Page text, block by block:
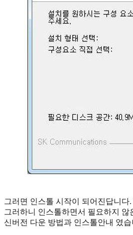
그러면 인스톨 시작이 되어진답니
그러하니 인스톨하면서 필요하지
신버전 다운 방법과 인스톨안내 였